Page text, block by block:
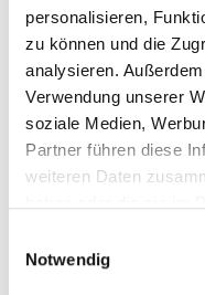
personalisieren,
zu können und die
analysieren.
Verwendung unserer
soziale Medien,
Partner führen diese
weiteren Daten
Notwendig
Fazit: Du bist
Egal, ob du gerade
oder dir einfach eine
hängt nicht von
Eine Beziehung kann
Interessen und
mit jemand anderem